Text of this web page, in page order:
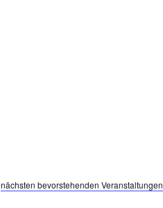
nächsten bevorstehenden Veranstaltungen